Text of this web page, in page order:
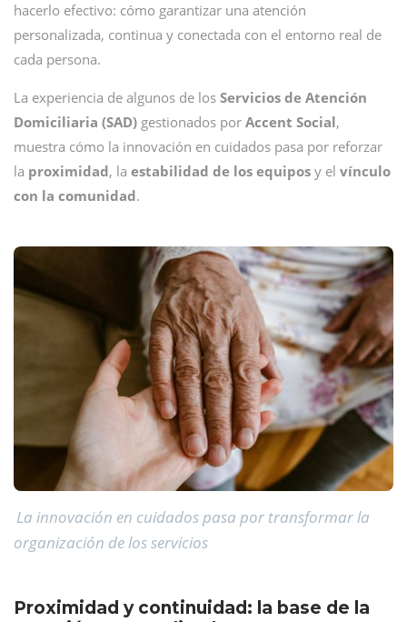
hacerlo efectivo: cómo garantizar una atención
personalizada, continua y conectada con el entorno real de
cada persona.
La experiencia de algunos de los Servicios de Atención
Domiciliaria (SAD) gestionados por Accent Social,
muestra cómo la innovación en cuidados pasa por reforzar
la proximidad, la estabilidad de los equipos y el vínculo
con la comunidad.
La innovación en cuidados pasa por transformar la
organización de los servicios
Proximidad y continuidad: la base de la